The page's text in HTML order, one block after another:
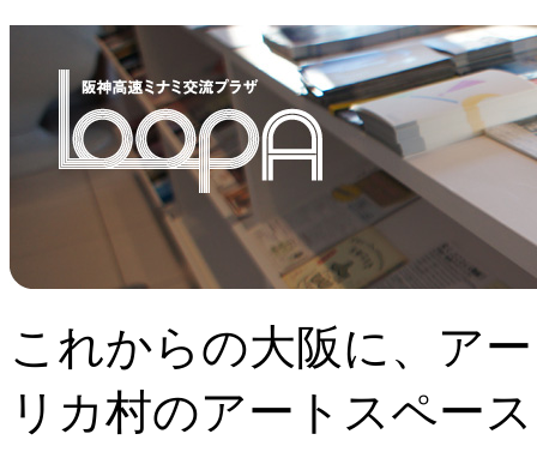
これからの大阪に、ア
リカ村のアートスペー